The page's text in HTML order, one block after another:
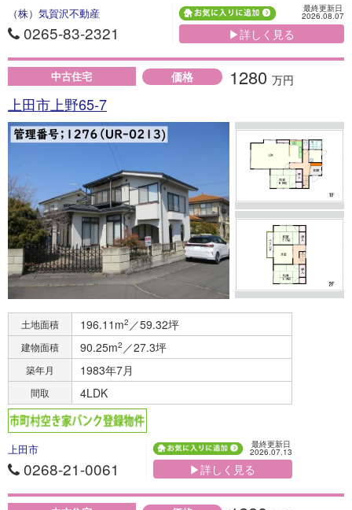
（株）気賀沢不動産
0265-83-2321
最終更新日
2026.08.07
▶詳しく見る
中古住宅 価格 1280 万円
上田市上野65-7
土地面積 196.11m2 ／59.32坪
建物面積 90.25m2 ／27.3坪
築年月 1983年7月
間取 4LDK
上田市
0268-21-0061
最終更新日
2026.07.13
▶詳しく見る